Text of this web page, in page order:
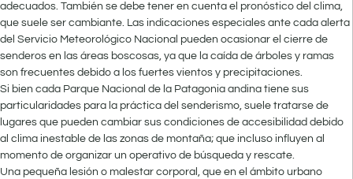
adecuados. También se debe tener en cuenta el pronóstico del clima,
que suele ser cambiante. Las indicaciones especiales ante cada alerta
del Servicio Meteorológico Nacional pueden ocasionar el cierre de
senderos en las áreas boscosas, ya que la caída de árboles y ramas
son frecuentes debido a los fuertes vientos y precipitaciones.
Si bien cada Parque Nacional de la Patagonia andina tiene sus
particularidades para la práctica del senderismo, suele tratarse de
lugares que pueden cambiar sus condiciones de accesibilidad debido
al clima inestable de las zonas de montaña; que incluso influyen al
momento de organizar un operativo de búsqueda y rescate.
Una pequeña lesión o malestar corporal, que en el ámbito urbano